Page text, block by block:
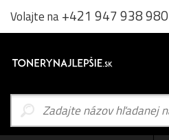
Volajte na+421 947 938 980